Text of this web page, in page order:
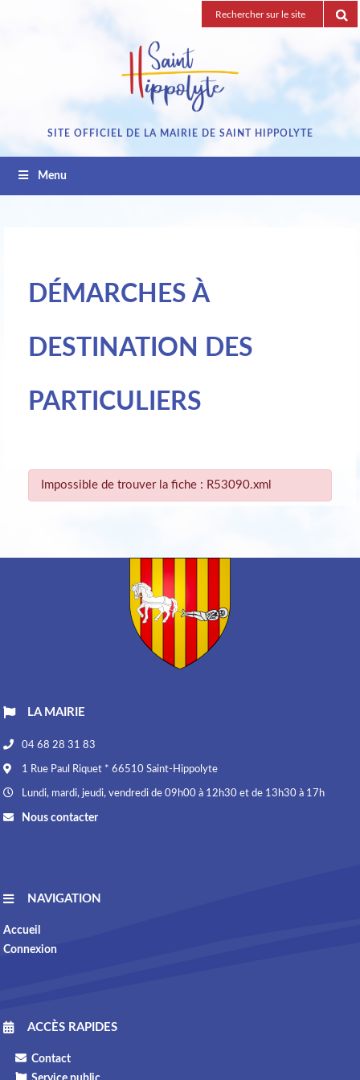
Recherche
pour
SITE OFFICIEL DE LA MAIRIE DE SAINT HIPPOLYTE
Menu
DÉMARCHES À
DESTINATION DES
PARTICULIERS
Impossible de trouver la fiche : R53090.xml
LA MAIRIE
04 68 28 31 83
1 Rue Paul Riquet * 66510 Saint-Hippolyte
Lundi, mardi, jeudi, vendredi de 09h00 à 12h30 et de 13h30 à 17h
Nous contacter
NAVIGATION
Accueil
Connexion
ACCÈS RAPIDES
Contact